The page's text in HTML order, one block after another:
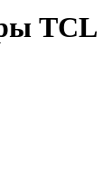
TCL